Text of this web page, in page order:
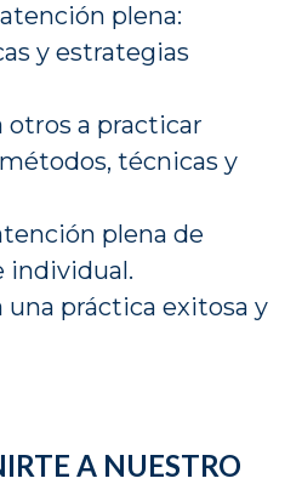
plena:
y estrategias
otros a practicar
técnicas y
plena de
individual.
una práctica exitosa y
A NUESTRO